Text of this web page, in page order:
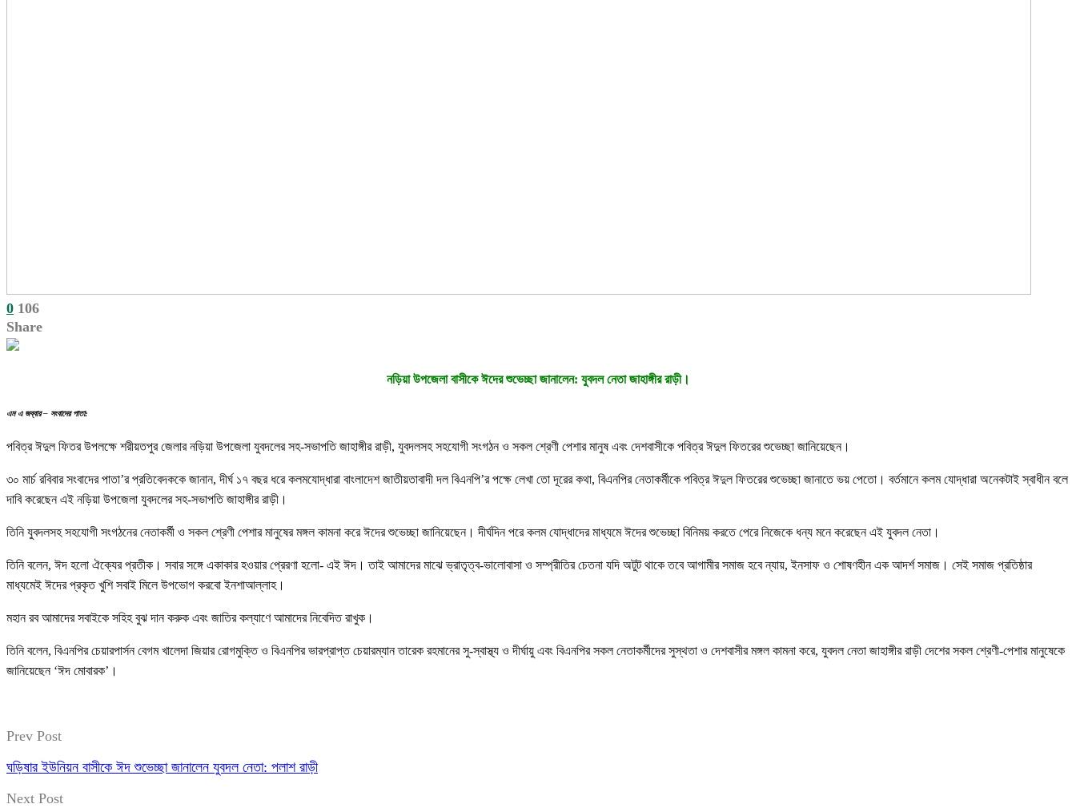
0 106
Share
নড়িয়া উপজেলা বাসীকে ঈদের শুভেচ্ছা জানালেন: যুবদল নেতা জাহাঙ্গীর রাড়ী।
এম এ জব্বার – সংবাদের পাতা:
পবিত্র ঈদুল ফিতর উপলক্ষে শরীয়তপুর জেলার নড়িয়া উপজেলা যুবদলের সহ-সভাপতি জাহাঙ্গীর রাড়ী, যুবদলসহ সহযোগী সংগঠন ও সকল শ্রেণী পেশার মানুষ এবং দেশবাসীকে পবিত্র ঈদুল ফিতরের শুভেচ্ছা জানিয়েছেন।
৩০ মার্চ রবিবার সংবাদের পাতা’র প্রতিবেদককে জানান, দীর্ঘ ১৭ বছর ধরে কলমযোদ্ধারা বাংলাদেশ জাতীয়তাবাদী দল বিএনপি’র পক্ষে লেখা তো দূরের কথা, বিএনপির নেতাকর্মীকে পবিত্র ঈদুল ফিতরের শুভেচ্ছা জানাতে ভয় পেতো। বর্তমানে কলম যোদ্ধারা অনেকটাই স্বাধীন বলে
দাবি করেছেন এই নড়িয়া উপজেলা যুবদলের সহ-সভাপতি জাহাঙ্গীর রাড়ী।
তিনি যুবদলসহ সহযোগী সংগঠনের নেতাকর্মী ও সকল শ্রেণী পেশার মানুষের মঙ্গল কামনা করে ঈদের শুভেচ্ছা জানিয়েছেন। দীর্ঘদিন পরে কলম যোদ্ধাদের মাধ্যমে ঈদের শুভেচ্ছা বিনিময় করতে পেরে নিজেকে ধন্য মনে করেছেন এই যুবদল নেতা।
তিনি বলেন, ঈদ হলো ঐক্যের প্রতীক। সবার সঙ্গে একাকার হওয়ার প্রেরণা হলো- এই ঈদ। তাই আমাদের মাঝে ভ্রাতৃত্ব-ভালোবাসা ও সম্প্রীতির চেতনা যদি অটুট থাকে তবে আগামীর সমাজ হবে ন্যায়, ইনসাফ ও শোষণহীন এক আদর্শ সমাজ। সেই সমাজ প্রতিষ্ঠার
মাধ্যমেই ঈদের প্রকৃত খুশি সবাই মিলে উপভোগ করবো ইনশাআল্লাহ।
মহান রব আমাদের সবাইকে সহিহ বুঝ দান করুক এবং জাতির কল্যাণে আমাদের নিবেদিত রাখুক।
তিনি বলেন, বিএনপির চেয়ারপার্সন বেগম খালেদা জিয়ার রোগমুক্তি ও বিএনপির ভারপ্রাপ্ত চেয়ারম্যান তারেক রহমানের সু-স্বাস্থ্য ও দীর্ঘায়ু এবং বিএনপির সকল নেতাকর্মীদের সুস্থতা ও দেশবাসীর মঙ্গল কামনা করে, যুবদল নেতা জাহাঙ্গীর রাড়ী দেশের সকল শ্রেণী-পেশার মানুষেকে
জানিয়েছেন ‘ঈদ মোবারক’।
Prev Post
ঘড়িষার ইউনিয়ন বাসীকে ঈদ শুভেচ্ছা জানালেন যুবদল নেতা: পলাশ রাড়ী
Next Post